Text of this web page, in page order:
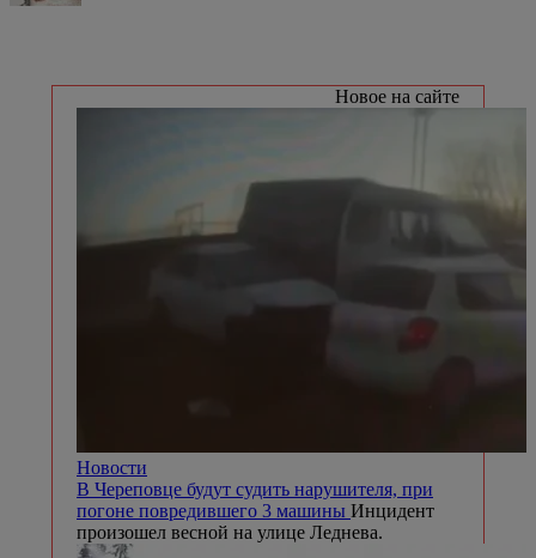
Новое на сайте
Новости
В Череповце будут судить нарушителя, при
погоне повредившего 3 машины Инцидент
произошел весной на улице Леднева.